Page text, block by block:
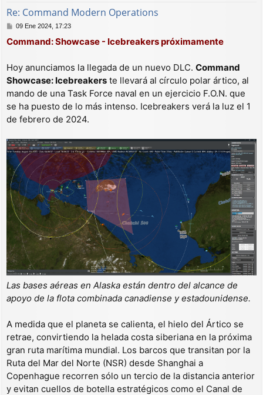
Re: Command Modern Operations
M
n
j
e
09 Ene 2024, 17:23
Command: Showcase - Icebreakers próximamente
Hoy anunciamos la llegada de un nuevo DLC. Command
Showcase: Icebreakers te llevará al círculo polar ártico, al
mando de una Task Force naval en un ejercicio F.O.N. que
se ha puesto de lo más intenso. Icebreakers verá la luz el 1
de febrero de 2024.
Las bases aéreas en Alaska están dentro del alcance de
apoyo de la flota combinada canadiense y estadounidense.
A medida que el planeta se calienta, el hielo del Ártico se
retrae, convirtiendo la helada costa siberiana en la próxima
gran ruta marítima mundial. Los barcos que transitan por la
Ruta del Mar del Norte (NSR) desde Shanghai a
Copenhague recorren sólo un tercio de la distancia anterior
y evitan cuellos de botella estratégicos como el Canal de